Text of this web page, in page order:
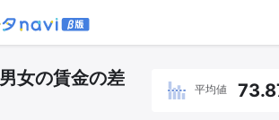
男女の賃金の差
平均値